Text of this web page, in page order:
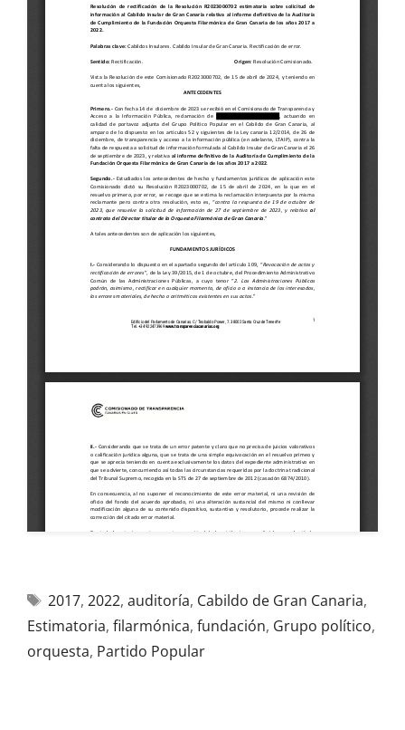
2017, 2022, auditoría, Cabildo de Gran Canaria,
Estimatoria, filarmónica, fundación, Grupo político,
orquesta, Partido Popular